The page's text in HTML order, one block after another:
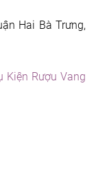
Hai Bà Trưng,
Kiện Rượu Vang